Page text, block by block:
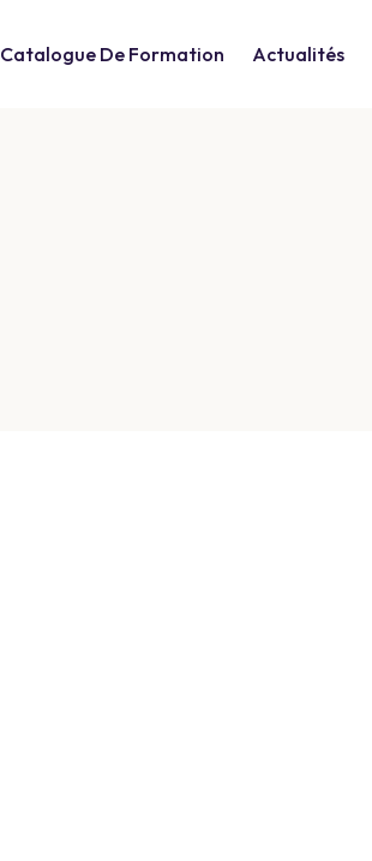
Catalogue De Formation Actualités